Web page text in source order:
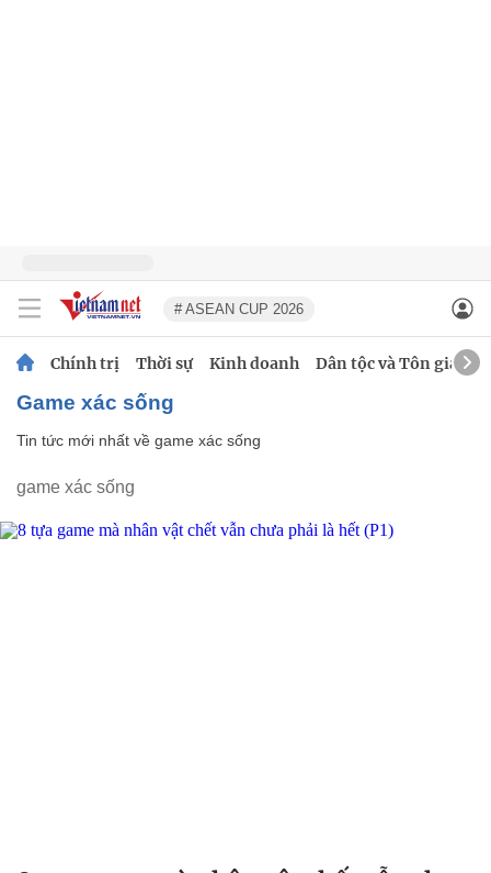
# ASEAN CUP 2026
Chính trị Thời sự Kinh doanh Dân tộc và Tôn giáo
game xác sống
Tin tức mới nhất về game xác sống
game xác sống